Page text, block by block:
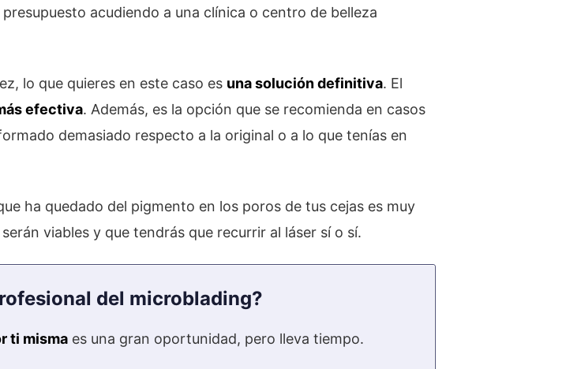
acudiendo a una clínica o centro de belleza
lo que quieres en este caso es una solución definitiva. El
efectiva. Además, es la opción que se recomienda en casos
demasiado respecto a la original o a lo que tenías en
ha quedado del pigmento en los poros de tus cejas es muy
viables y que tendrás que recurrir al láser sí o sí.
del microblading?
ti misma es una gran oportunidad, pero lleva tiempo.